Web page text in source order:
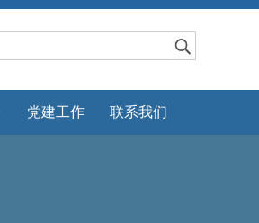
党建工作 联系我们